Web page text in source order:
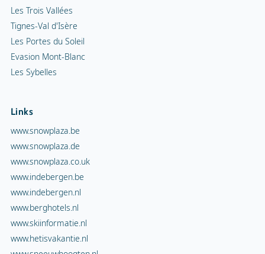
Les Trois Vallées
Tignes-Val d'Isère
Les Portes du Soleil
Evasion Mont-Blanc
Les Sybelles
Links
www.snowplaza.be
www.snowplaza.de
www.snowplaza.co.uk
www.indebergen.be
www.indebergen.nl
www.berghotels.nl
www.skiinformatie.nl
www.hetisvakantie.nl